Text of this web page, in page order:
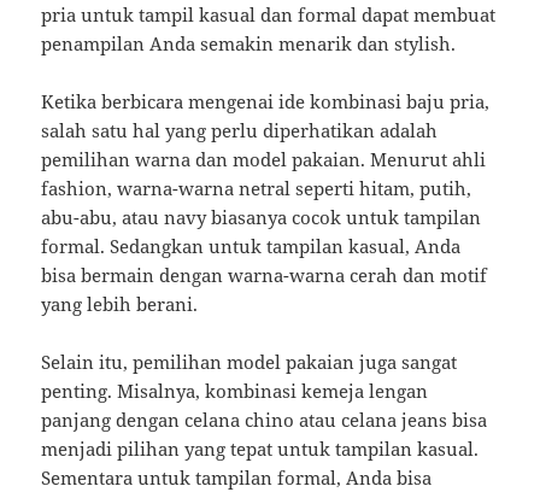
pria untuk tampil kasual dan formal dapat membuat
penampilan Anda semakin menarik dan stylish.
Ketika berbicara mengenai ide kombinasi baju pria,
salah satu hal yang perlu diperhatikan adalah
pemilihan warna dan model pakaian. Menurut ahli
fashion, warna-warna netral seperti hitam, putih,
abu-abu, atau navy biasanya cocok untuk tampilan
formal. Sedangkan untuk tampilan kasual, Anda
bisa bermain dengan warna-warna cerah dan motif
yang lebih berani.
Selain itu, pemilihan model pakaian juga sangat
penting. Misalnya, kombinasi kemeja lengan
panjang dengan celana chino atau celana jeans bisa
menjadi pilihan yang tepat untuk tampilan kasual.
Sementara untuk tampilan formal, Anda bisa